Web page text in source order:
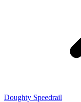
Doughty Speedrail